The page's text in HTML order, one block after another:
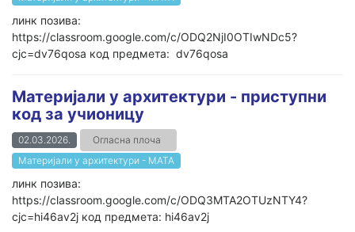
линк позива:
https://classroom.google.com/c/ODQ2NjI0OTIwNDc5?
cjc=dv76qosa код предмета: dv76qosa
Материјали у архитектури - приступни
код за учионицу
02.03.2026.
Огласна плоча
Материјали у архитектури - МАТА
линк позива:
https://classroom.google.com/c/ODQ3MTA2OTUzNTY4?
cjc=hi46av2j код предмета: hi46av2j